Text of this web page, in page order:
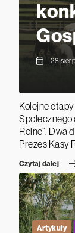
28
Kolejne
Rolne”. Dwa
Prezes Kasy
Czytaj dalej
Artykuły